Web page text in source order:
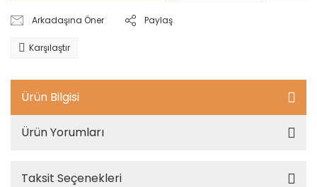
Arkadaşına Öner Paylaş
Karşılaştır
Ürün Bilgisi
Ürün Yorumları
Taksit Seçenekleri